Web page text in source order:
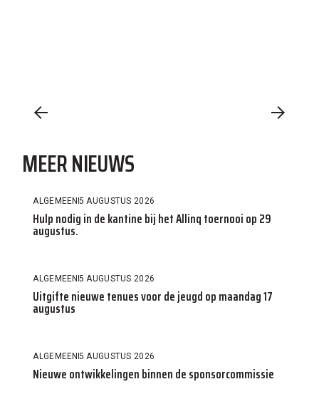
MEER NIEUWS
ALGEMEEN 5 AUGUSTUS 2026
Hulp nodig in de kantine bij het Allinq toernooi op 29
augustus.
ALGEMEEN 5 AUGUSTUS 2026
Uitgifte nieuwe tenues voor de jeugd op maandag 17
augustus
ALGEMEEN 5 AUGUSTUS 2026
Nieuwe ontwikkelingen binnen de sponsorcommissie